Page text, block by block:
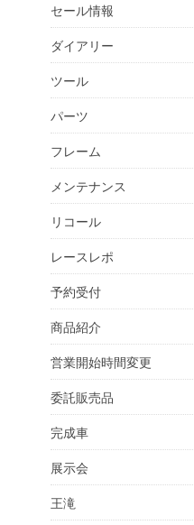
セール情報
ダイアリー
ツール
パーツ
フレーム
メンテナンス
リコール
レースレポ
予約受付
商品紹介
営業開始時間変更
委託販売品
完成車
展示会
王滝